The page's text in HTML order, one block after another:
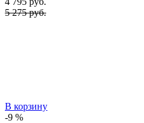
5 275 руб.
В корзину
-9 %